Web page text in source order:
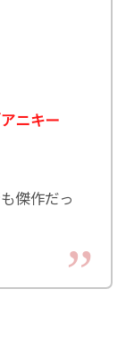
アニキー
傑作だっ